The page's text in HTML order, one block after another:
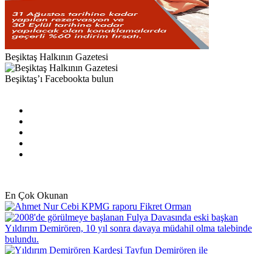
Beşiktaş Halkının Gazetesi
Beşiktaş’ı Facebookta bulun
En Çok Okunan